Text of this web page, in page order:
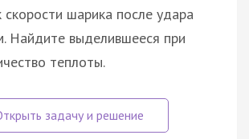
шарика после удара
Найдите выделившееся при
теплоты.